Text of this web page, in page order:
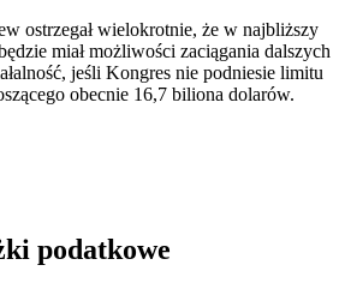
ostrzegał wielokrotnie, że w najbliższy
miał możliwości zaciągania dalszych
jeśli Kongres nie podniesie limitu
obecnie 16,7 biliona dolarów.
podatkowe